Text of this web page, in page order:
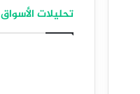
تحليلات الأسواق